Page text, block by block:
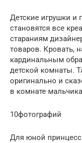
Детские игрушки
становятся все
стараниям
товаров. Кровать,
кардинальным
детской комнаты.
оригинально и
в комнате
10фотографий
Для юной